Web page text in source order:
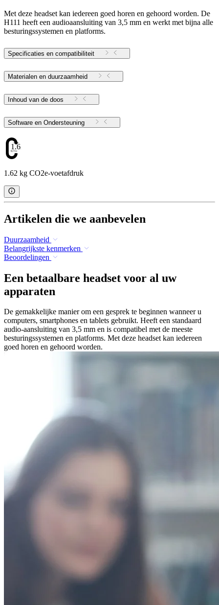
Met deze headset kan iedereen goed horen en gehoord worden. De
H111 heeft een audioaansluiting van 3,5 mm en werkt met bijna alle
besturingssystemen en platforms.
Specificaties en compatibiliteit
Materialen en duurzaamheid
Inhoud van de doos
Software en Ondersteuning
1.62
1.62 kg CO2e-voetafdruk
Artikelen die we aanbevelen
Duurzaamheid
Belangrijkste kenmerken
Beoordelingen
Een betaalbare headset voor al uw
apparaten
De gemakkelijke manier om een gesprek te beginnen wanneer u
computers, smartphones en tablets gebruikt. Heeft een standaard
audio-aansluiting van 3,5 mm en is compatibel met de meeste
besturingssystemen en platforms. Met deze headset kan iedereen
goed horen en gehoord worden.